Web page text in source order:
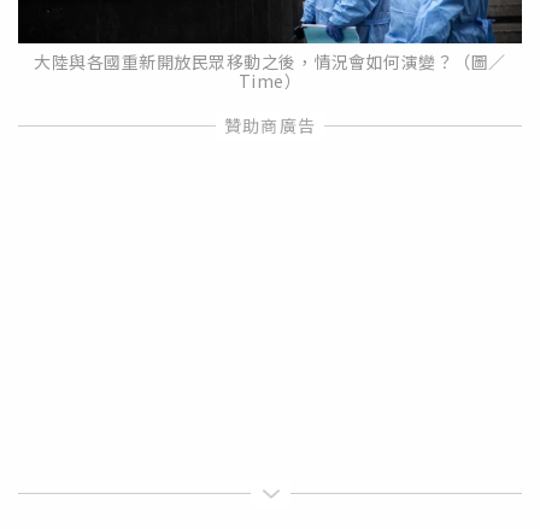
大陸與各國重新開放民眾移動之後，情況會如何演變？（圖／
Time）